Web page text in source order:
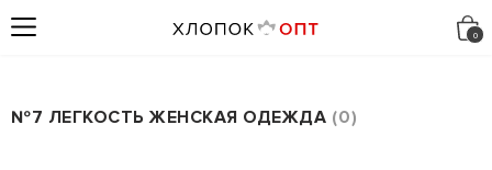
№7 ЛЕГКОСТЬ ЖЕНСКАЯ ОДЕЖДА 0